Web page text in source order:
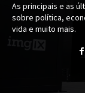
As principais e as
sobre política,
vida e muito mais.